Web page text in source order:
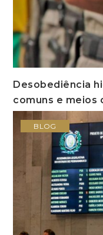
Desobediência
comuns e meios
BLOG